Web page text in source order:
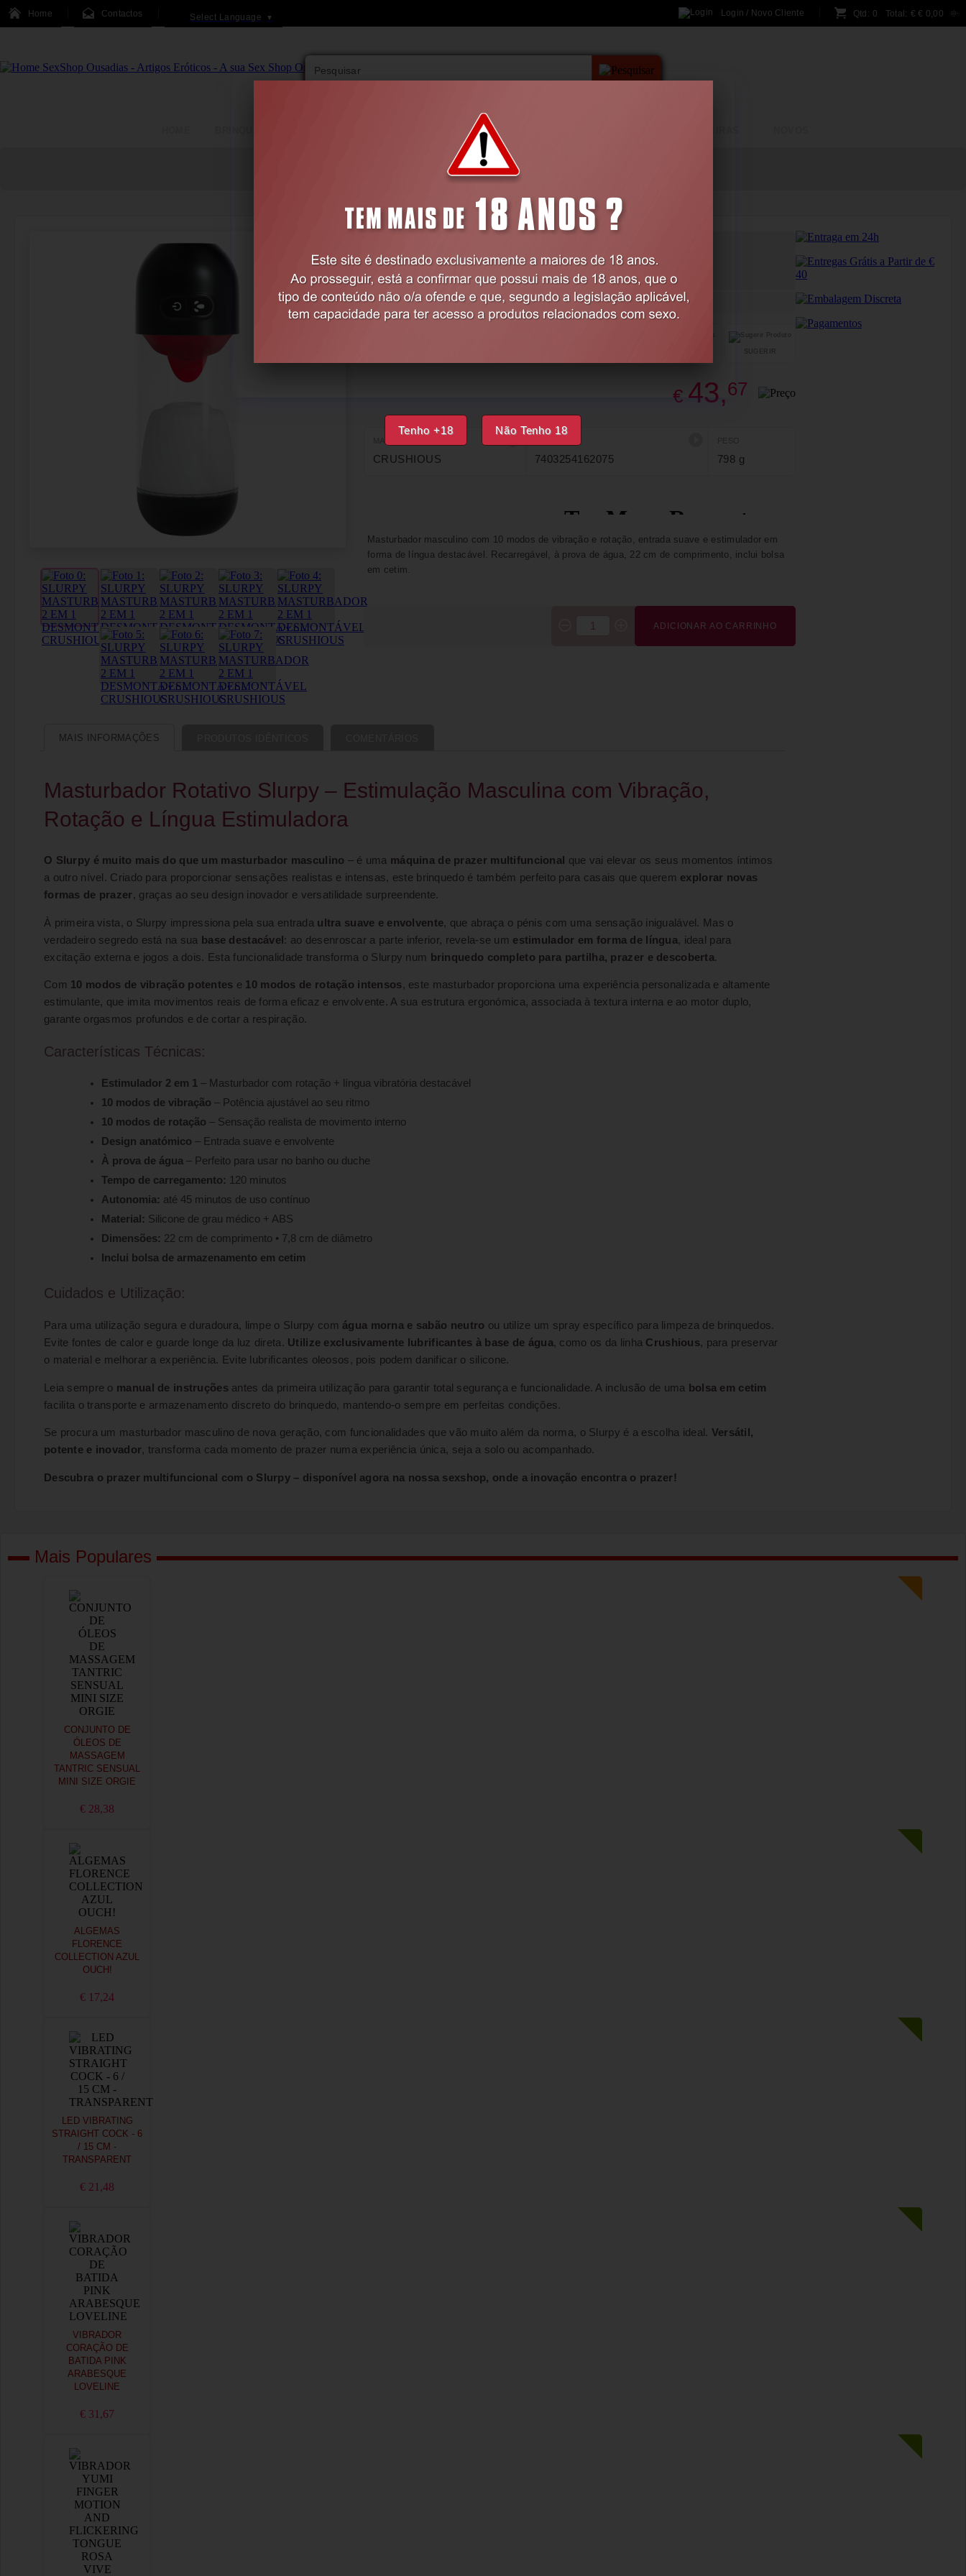
Tenho +18 Não Tenho 18
Home Contactos Select Language ▼ Login / Novo Cliente Qtd: 0 Total: €€ 0,00
LINGERIE
Masturbadores
SLURPY MASTURBADOR 2 EM 1 DESMONTÁVEL
CRUSHIOUS
Código:EX53177
SUGERIR
€ 43,67
CRUSHIOUS 7403254162075 798 g
Masturbador masculino com 10 modos de vibração e rotação, entrada suave e estimulador em
forma de língua destacável. Recarregável, à prova de água, 22 cm de comprimento, inclui bolsa
em cetim.
ADICIONAR AO CARRINHO
MAIS INFORMAÇÕES
Masturbador Rotativo Slurpy – Estimulação Masculina com Vibração,
Rotação e Língua Estimuladora
O Slurpy é muito mais do que um masturbador masculino – é uma máquina de prazer multifuncional
que vai elevar os seus momentos íntimos
a outro nível. Criado para proporcionar sensações realistas e intensas, este brinquedo é também perfeito para casais que querem explorar novas
formas de prazer , graças ao seu design inovador e versatilidade surpreendente.
À primeira vista, o Slurpy impressiona pela sua entrada ultra suave e envolvente, que abraça o pénis com uma sensação inigualável. Mas o
verdadeiro segredo está na sua base destacável: ao desenroscar a parte inferior, revela-se um estimulador em forma de língua, ideal para
excitação externa e jogos a dois. Esta funcionalidade transforma o Slurpy num brinquedo completo para partilha, prazer e descoberta.
Com 10 modos de vibração potentes e 10 modos de rotação intensos, este masturbador proporciona uma experiência personalizada e altamente
estimulante, que imita movimentos reais de forma eficaz e envolvente. A sua estrutura ergonómica, associada à textura interna e ao motor duplo,
garante orgasmos profundos e de cortar a respiração.
Características Técnicas:
Estimulador 2 em 1 – Masturbador com rotação + língua vibratória destacável
10 modos de vibração – Potência ajustável ao seu ritmo
10 modos de rotação – Sensação realista de movimento interno
Design anatómico – Entrada suave e envolvente
À prova de água – Perfeito para usar no banho ou duche
Tempo de carregamento: 120 minutos
Autonomia: até 45 minutos de uso contínuo
Material: Silicone de grau médico + ABS
Dimensões: 22 cm de comprimento • 7,8 cm de diâmetro
Inclui bolsa de armazenamento em cetim
Cuidados e Utilização:
Para uma utilização segura e duradoura, limpe o Slurpy com água morna e sabão neutro ou utilize um spray específico para limpeza de brinquedos.
Evite fontes de calor e guarde longe da luz direta. Utilize exclusivamente lubrificantes à base de água, como os da linha Crushious, para preservar
o material e melhorar a experiência. Evite lubrificantes oleosos, pois podem danificar o silicone.
Leia sempre o manual de instruçõesantes da primeira utilização para garantir total segurança e funcionalidade. A inclusão de uma bolsa em cetim
facilita o transporte e armazenamento discreto do brinquedo, mantendo-o sempre em perfeitas condições.
Se procura um masturbador masculino de nova geração, com funcionalidades que vão muito além da norma, o Slurpy é a escolha ideal. Versátil,
potente e inovador, transforma cada momento de prazer numa experiência única, seja a solo ou acompanhado.
Descubra o prazer multifuncional com o Slurpy – disponível agora na nossa sexshop, onde a inovação encontra o prazer!
Mais Populares
CONJUNTO DE
ÓLEOS DE
MASSAGEM
TANTRIC SENSUAL
MINI SIZE ORGIE
€ 28,38
ALGEMAS
FLORENCE
COLLECTION AZUL
OUCH!
€ 17,24
LED VIBRATING
STRAIGHT COCK - 6
/ 15 CM -
TRANSPARENT
€ 21,48
VIBRADOR
CORAÇÃO DE
BATIDA PINK
ARABESQUE
LOVELINE
€ 31,67